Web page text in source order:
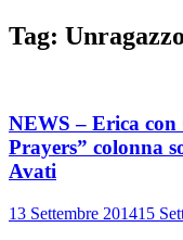
Tag:
NEWS – Erica
Prayers” colonna
Avati
13 Settembre 201415